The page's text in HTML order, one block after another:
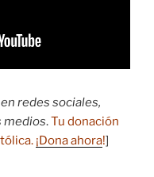
en redes sociales,
medios.Tu donación
¡Dona ahora!]